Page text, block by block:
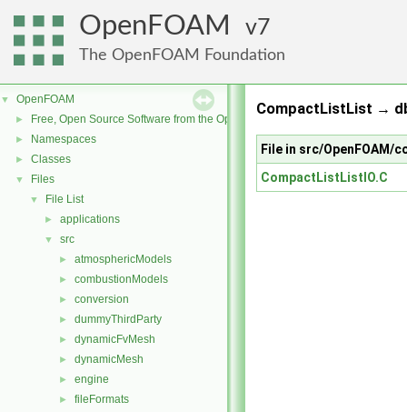
OpenFOAM 7
The OpenFOAM Foundation
▼ OpenFOAM
► Free, Open Source Software from the OpenFOAM Foundation
► Namespaces
► Classes
▼ Files
▼ File List
► applications
▼ src
► atmosphericModels
► combustionModels
► conversion
► dummyThirdParty
► dynamicFvMesh
► dynamicMesh
► engine
► fileFormats
CompactListList →
File in src/
CompactListListIO.C